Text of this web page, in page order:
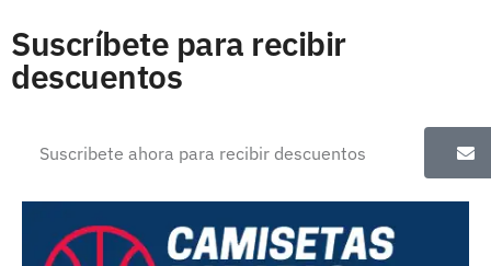
Suscríbete para recibir
descuentos